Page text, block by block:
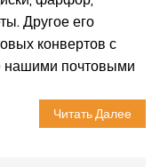
Другое его
конвертов с
нашими почтовыми
Читать Далее